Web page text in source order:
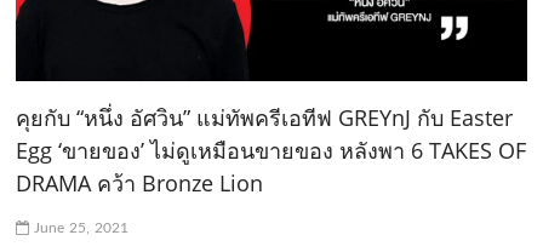
คุยกับ “หนึ่ง อัศวิน” แม่ทัพครีเอทีฟ GREYnJ กับ Easter
Egg ‘ขายของ’ ไม่ดูเหมือนขายของ หลังพา 6 TAKES OF
DRAMA คว้า Bronze Lion
June 25, 2021